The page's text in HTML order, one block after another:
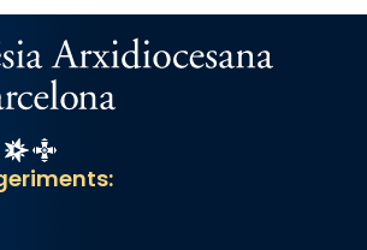
Radio Estel
Catalunya Cristiana